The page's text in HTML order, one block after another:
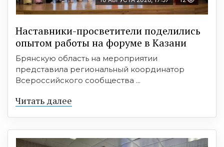
Наставники-просветители поделились
опытом работы на форуме в Казани
Брянскую область на мероприятии
представила региональный координатор
Всероссийского сообщества ...
Читать далее